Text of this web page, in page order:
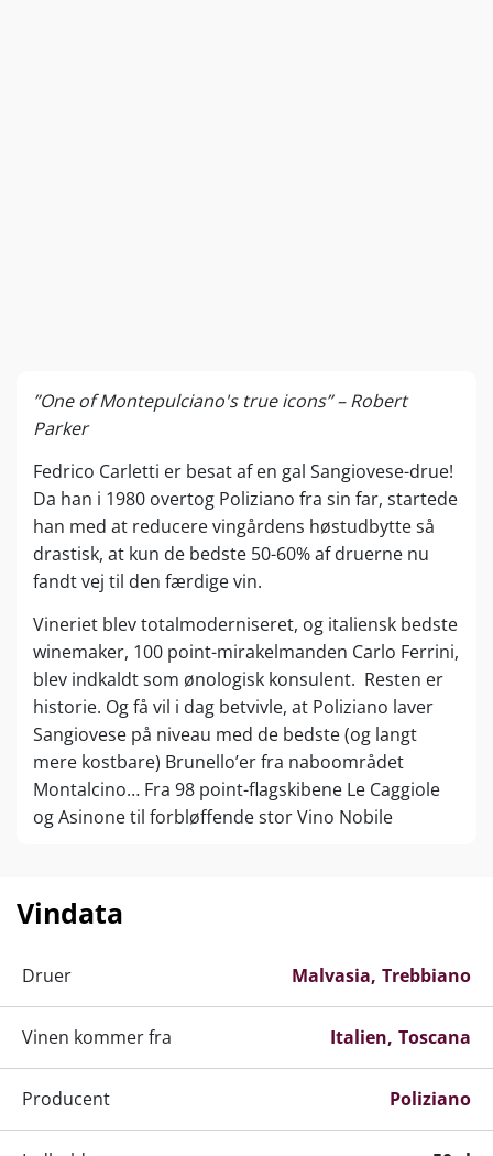
”One of Montepulciano's true icons” – Robert
Parker
Fedrico Carletti er besat af en gal Sangiovese-drue!
Da han i 1980 overtog Poliziano fra sin far, startede
han med at reducere vingårdens høstudbytte så
drastisk, at kun de bedste 50-60% af druerne nu
fandt vej til den færdige vin.
Vineriet blev totalmoderniseret, og italiensk bedste
winemaker, 100 point-mirakelmanden Carlo Ferrini,
blev indkaldt som ønologisk konsulent. Resten er
historie. Og få vil i dag betvivle, at Poliziano laver
Sangiovese på niveau med de bedste (og langt
mere kostbare) Brunello’er fra naboområdet
Montalcino… Fra 98 point-flagskibene Le Caggiole
og Asinone til forbløffende stor Vino Nobile
kandidere kraftigt til titlen som Polizianos
allerbedste køb til prisen.
Parallelt med kvantespringet i kvalitet er Poliziano
136 beplantede hektarer i Montepulciano-området.
De højtliggende marker med stenet jordbund og
af Sangiovese, men glemmes må absolut ikke
Polizianos Cru Classé-seriøse verdensklasse-
Vindata
Druer Malvasia Trebbiano
Vinen kommer fra Italien Toscana
Producent Poliziano